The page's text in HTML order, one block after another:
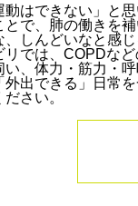
はできない」と思
で、肺の働きを
しんどいなと感
では、COPDな
、体力・筋力・
外出できる」日常
さい。